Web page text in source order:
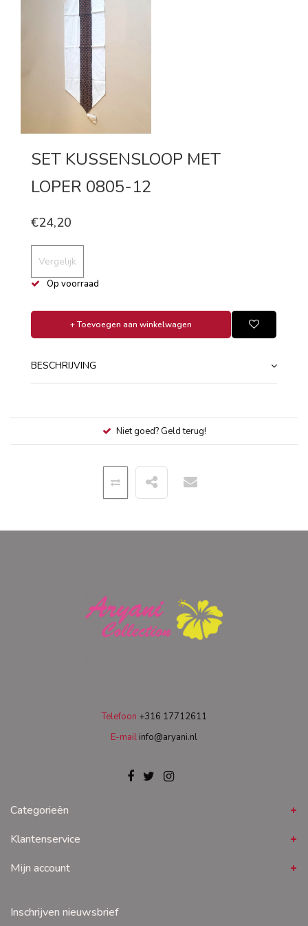
SET KUSSENSLOOP MET
LOPER 0805-12
€24,20
Vergelijk
Op voorraad
+ Toevoegen aan winkelwagen
BESCHRIJVING
Niet goed? Geld terug!
Telefoon +316 17712611
E-mail info@aryani.nl
Categorieën
Klantenservice
Mijn account
Inschrijven nieuwsbrief